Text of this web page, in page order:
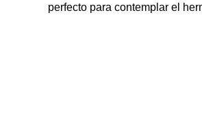
perfecto para contemplar el